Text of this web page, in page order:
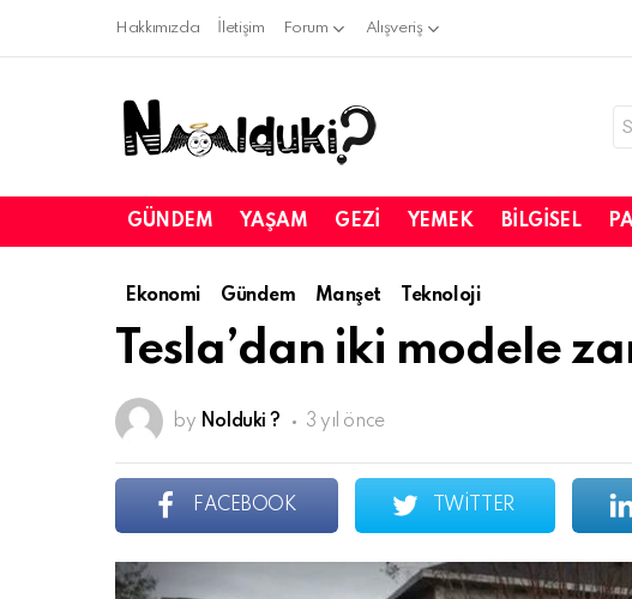
Hakkımızda İletişim Forum Alışveriş
GÜNDEM YAŞAM GEZI YEMEK BILGISEL
Ekonomi Gündem Manşet Teknoloji
Tesla’dan iki modele
by Nolduki ? 3 yıl önce
FACEBOOK TWITTER